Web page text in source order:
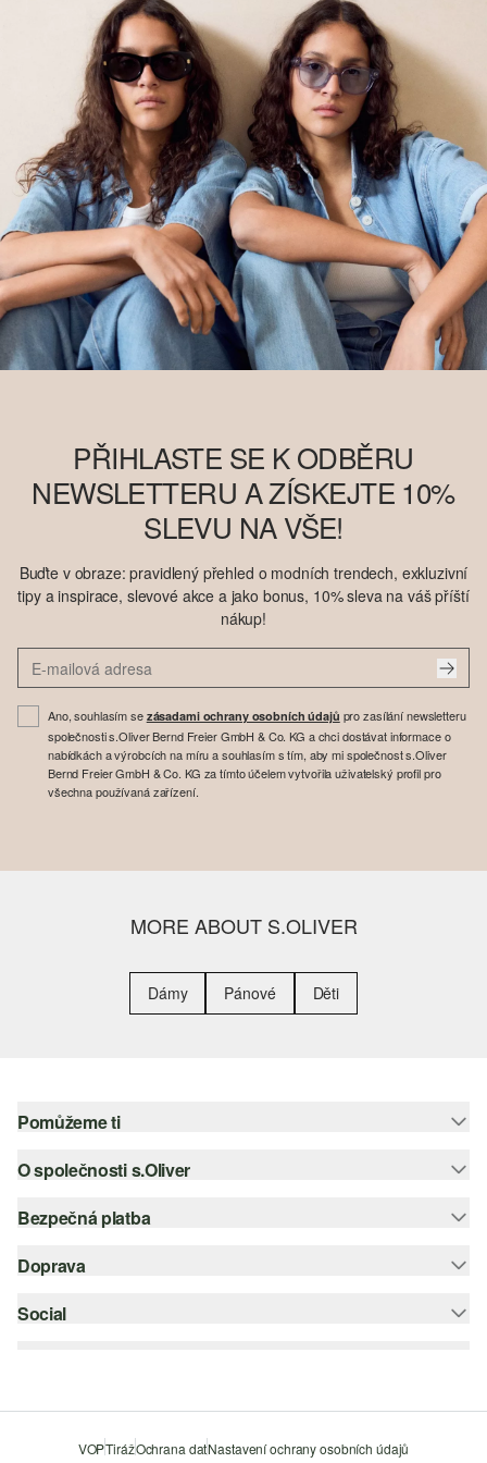
PŘIHLASTE SE K ODBĚRU
NEWSLETTERU A ZÍSKEJTE 10%
SLEVU NA VŠE!
Buďte v obraze: pravidlený přehled o modních trendech, exkluzivní
tipy a inspirace, slevové akce a jako bonus, 10% sleva na váš příští
nákup!
Ano, souhlasím se zásadami ochrany osobních údajů pro zasílání newsletteru
společnosti s.Oliver Bernd Freier GmbH & Co. KG a chci dostávat informace o
nabídkách a výrobcích na míru a souhlasím s tím, aby mi společnost s.Oliver
Bernd Freier GmbH & Co. KG za tímto účelem vytvořila uživatelský profil pro
všechna používaná zařízení.
MORE ABOUT S.OLIVER
Dámy Pánové Děti
Pomůžeme ti
Nápověda – často kladené otázky
Nápověda k velikostem
O společnosti s.Oliver
Newsletter
Seznam prodejen
Bezpečná platba
Platební karta
Šifrování SSL
Doprava
Česká pošta
Social
VOPTirážOchrana datNastavení ochrany osobních údajů